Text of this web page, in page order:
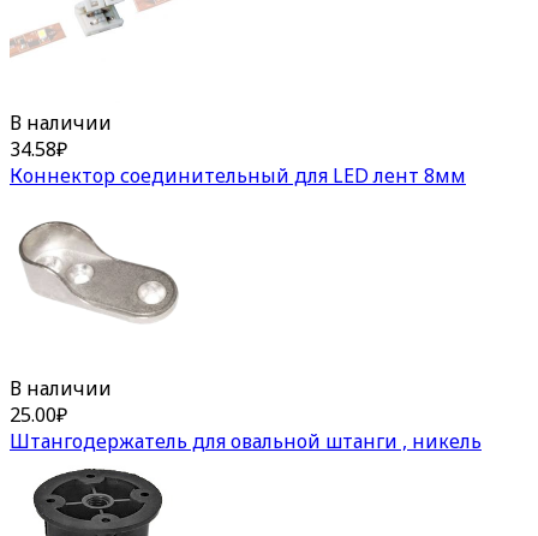
В наличии
34.58₽
Коннектор соединительный для LED лент 8мм
В наличии
25.00₽
Штангодержатель для овальной штанги , никель